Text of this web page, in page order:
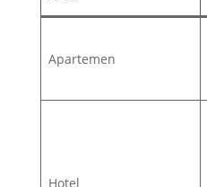
Apartemen
Hotel